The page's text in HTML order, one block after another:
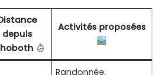
depuis
Activités proposées
Randonnée,